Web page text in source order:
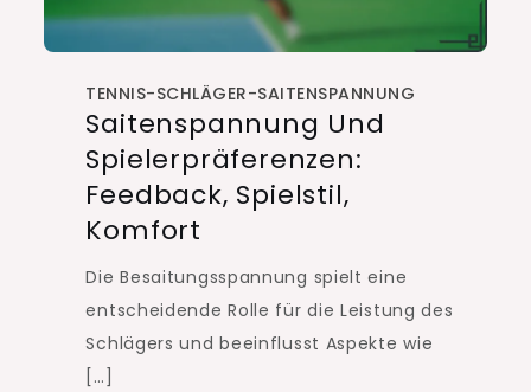
TENNIS-SCHLÄGER-SAITENSPANNUNG
Saitenspannung Und
Spielerpräferenzen:
Feedback, Spielstil,
Komfort
Die Besaitungsspannung spielt eine
entscheidende Rolle für die Leistung des
Schlägers und beeinflusst Aspekte wie
[…]